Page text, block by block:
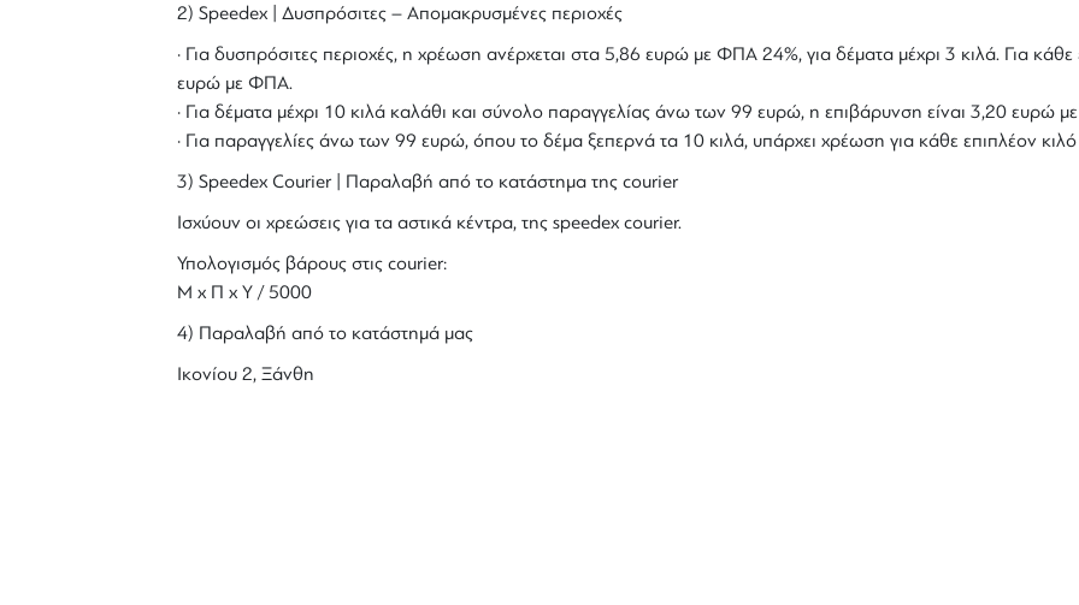
2) Speedex | Δυσπρόσιτες – Απομακρυσμένες περιοχές
· Για δυσπρόσιτες περιοχές, η χρέωση ανέρχεται στα 5,86 ευρώ με ΦΠΑ 24%, για δέματα μέχρι 3 κιλά. Για
ευρώ με ΦΠΑ.
· Για δέματα μέχρι 10 κιλά καλάθι και σύνολο παραγγελίας άνω των 99 ευρώ, η επιβάρυνση είναι 3,20 ευρώ
· Για παραγγελίες άνω των 99 ευρώ, όπου το δέμα ξεπερνά τα 10 κιλά, υπάρχει χρέωση για κάθε επιπλέον
3) Speedex Courier | Παραλαβή από το κατάστημα της courier
Ισχύουν οι χρεώσεις για τα αστικά κέντρα, της speedex courier.
Υπολογισμός βάρους στις courier:
Μ x Π x Y / 5000
4) Παραλαβή από το κατάστημά μας
Ικονίου 2, Ξάνθη